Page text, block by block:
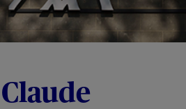
de
page